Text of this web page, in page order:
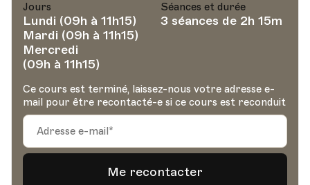
Jours
Lundi (09h à 11h15)
Mardi (09h à 11h15)
Mercredi
(09h à 11h15)
Séances et durée
3 séances de 2h 15m
Ce cours est terminé, laissez-nous votre adresse e-
mail pour être recontacté-e si ce cours est reconduit